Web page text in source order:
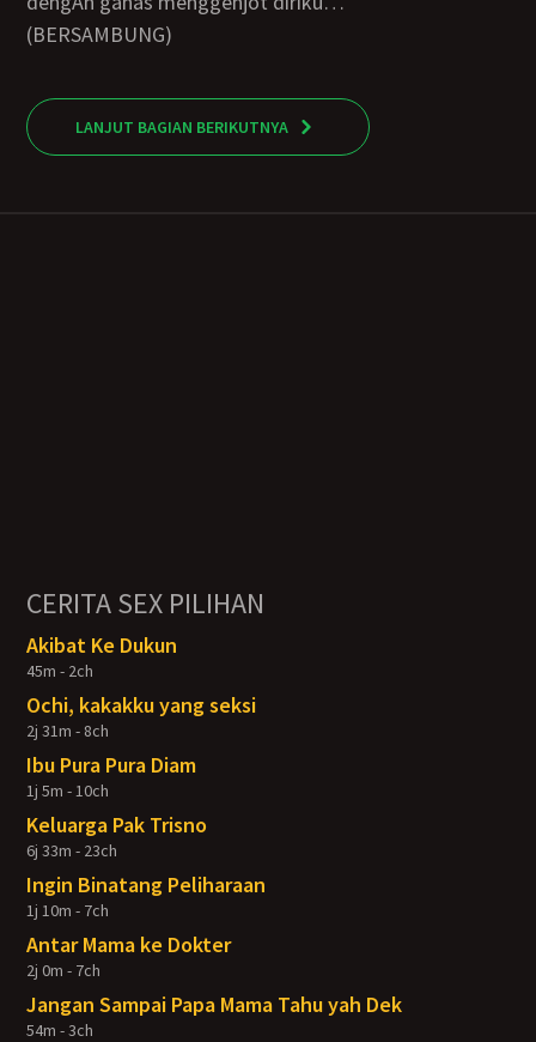
(BERSAMBUNG)
LANJUT BAGIAN BERIKUTNYA
CERITA SEX PILIHAN
Akibat Ke Dukun
45m - 2ch
Ochi, kakakku yang seksi
2j 31m - 8ch
Ibu Pura Pura Diam
1j 5m - 10ch
Keluarga Pak Trisno
6j 33m - 23ch
Ingin Binatang Peliharaan
1j 10m - 7ch
Antar Mama ke Dokter
2j 0m - 7ch
Jangan Sampai Papa Mama Tahu yah Dek
54m - 3ch